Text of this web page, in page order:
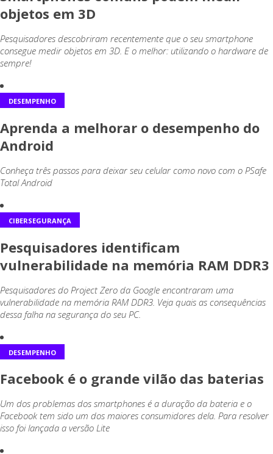
objetos em 3D
Pesquisadores descobriram recentemente que o seu smartphone
consegue medir objetos em 3D. E o melhor: utilizando o hardware de
sempre!
DESEMPENHO
Aprenda a melhorar o desempenho do
Android
Conheça três passos para deixar seu celular como novo com o PSafe
Total Android
CIBERSEGURANÇA
Pesquisadores identificam
vulnerabilidade na memória RAM DDR3
Pesquisadores do Project Zero da Google encontraram uma
vulnerabilidade na memória RAM DDR3. Veja quais as consequências
dessa falha na segurança do seu PC.
DESEMPENHO
Facebook é o grande vilão das baterias
Um dos problemas dos smartphones é a duração da bateria e o
Facebook tem sido um dos maiores consumidores dela. Para resolver
isso foi lançada a versão Lite